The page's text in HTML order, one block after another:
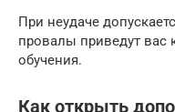
При неудаче
провалы приведут
обучения.
Как открыть